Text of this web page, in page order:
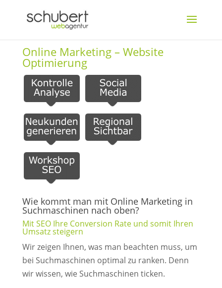
Online Marketing – Website
Optimierung
Wie kommt man mit Online Marketing in
Suchmaschinen nach oben?
Mit SEO Ihre Conversion Rate und somit Ihren
Umsatz steigern
Wir zeigen Ihnen, was man beachten muss, um
bei Suchmaschinen optimal zu ranken. Denn
wir wissen, wie Suchmaschinen ticken.